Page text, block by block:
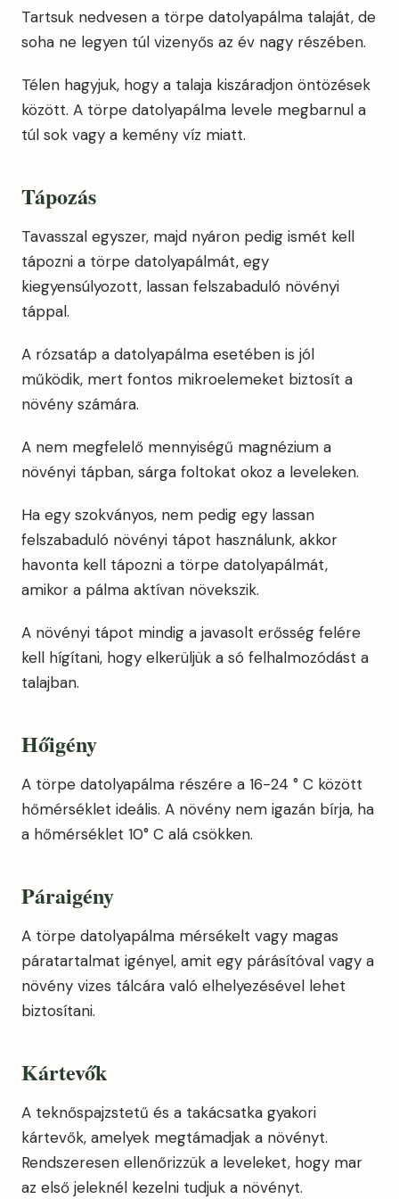
Tartsuk nedvesen a törpe datolyapálma talaját, de
soha ne legyen túl vizenyős az év nagy részében.
Télen hagyjuk, hogy a talaja kiszáradjon öntözések
között. A törpe datolyapálma levele megbarnul a
túl sok vagy a kemény víz miatt.
Tápozás
Tavasszal egyszer, majd nyáron pedig ismét kell
tápozni a törpe datolyapálmát, egy
kiegyensúlyozott, lassan felszabaduló növényi
táppal.
A rózsatáp a datolyapálma esetében is jól
működik, mert fontos mikroelemeket biztosít a
növény számára.
A nem megfelelő mennyiségű magnézium a
növényi tápban, sárga foltokat okoz a leveleken.
Ha egy szokványos, nem pedig egy lassan
felszabaduló növényi tápot használunk, akkor
havonta kell tápozni a törpe datolyapálmát,
amikor a pálma aktívan növekszik.
A növényi tápot mindig a javasolt erősség felére
kell hígítani, hogy elkerüljük a só felhalmozódást a
talajban.
Hőigény
A törpe datolyapálma részére a 16-24 ° C között
hőmérséklet ideális. A növény nem igazán bírja, ha
a hőmérséklet 10° C alá csökken.
Páraigény
A törpe datolyapálma mérsékelt vagy magas
páratartalmat igényel, amit egy párásítóval vagy a
növény vizes tálcára való elhelyezésével lehet
biztosítani.
Kártevők
A teknőspajzstetű és a takácsatka gyakori
kártevők, amelyek megtámadjak a növényt.
Rendszeresen ellenőrizzük a leveleket, hogy mar
az első jeleknél kezelni tudjuk a növényt.